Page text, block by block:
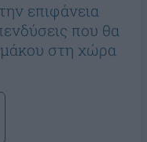
επιφάνεια
που θα
στη χώρα